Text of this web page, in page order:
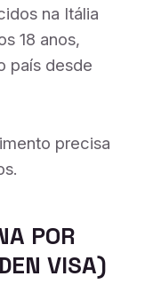
na Itália
18 anos,
país desde
precisa
POR
VISA)